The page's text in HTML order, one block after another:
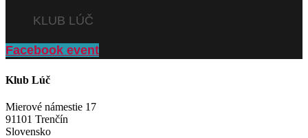
KLUB LÚČ
Facebook event
Klub Lúč
Mierové námestie 17
91101 Trenčín
Slovensko